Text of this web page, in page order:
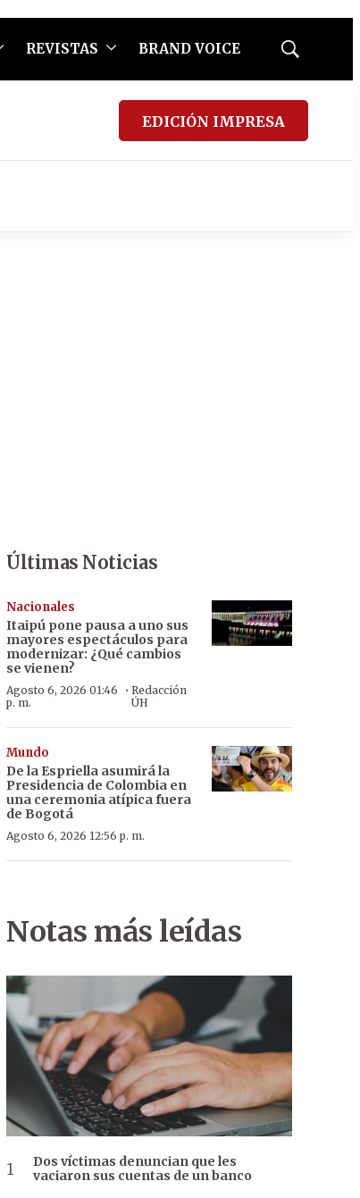
REVISTAS BRAND VOICE
Mostrar
EDICIÓN IMPRESA
Últimas Noticias
Nacionales
Itaipú pone pausa a uno sus
mayores espectáculos para
modernizar: ¿Qué cambios
se vienen?
Agosto 6, 2026 01:46
p. m.
· Redacción
ÚH
Mundo
De la Espriella asumirá la
Presidencia de Colombia en
una ceremonia atípica fuera
de Bogotá
Agosto 6, 2026 12:56 p. m.
Notas más leídas
Dos víctimas denuncian que les
vaciaron sus cuentas de un banco